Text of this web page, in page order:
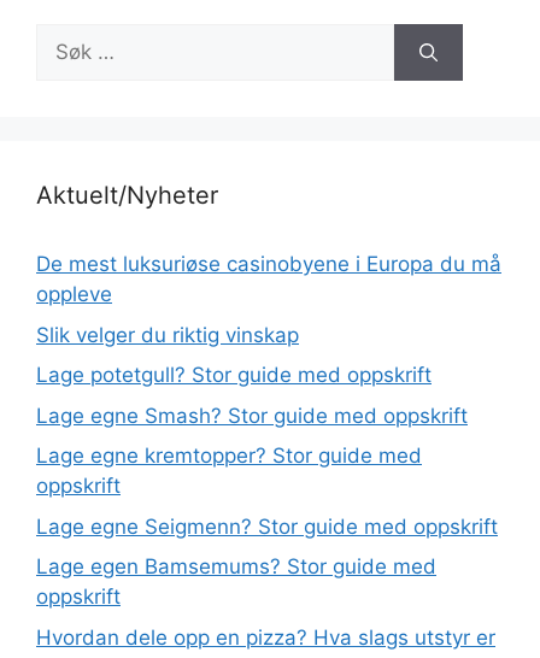
Søk
etter:
Aktuelt/Nyheter
De mest luksuriøse casinobyene i Europa du må
oppleve
Slik velger du riktig vinskap
Lage potetgull? Stor guide med oppskrift
Lage egne Smash? Stor guide med oppskrift
Lage egne kremtopper? Stor guide med
oppskrift
Lage egne Seigmenn? Stor guide med oppskrift
Lage egen Bamsemums? Stor guide med
oppskrift
Hvordan dele opp en pizza? Hva slags utstyr er